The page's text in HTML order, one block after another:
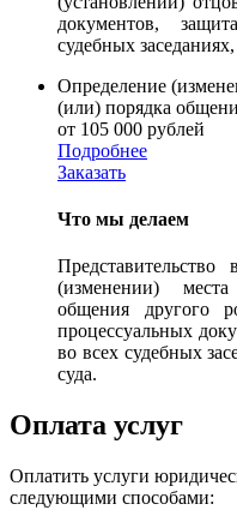
документов,
судебных
Определение
(или) порядка
от 105 000 рублей
Подробнее
Заказать
Что мы делаем
(изменении)
общения другого
процессуальных
во всех судебных
суда.
Оплата услуг
Оплатить услуги
следующими способами: